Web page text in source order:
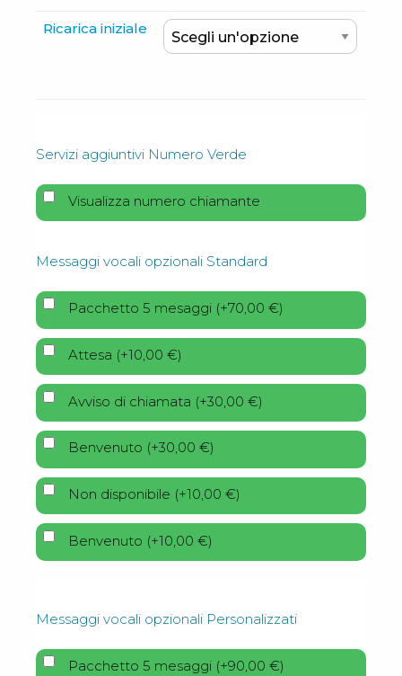
Ricarica iniziale
Servizi aggiuntivi Numero Verde
Visualizza numero chiamante
Messaggi vocali opzionali Standard
Pacchetto 5 mesaggi (+70,00 €)
Attesa (+10,00 €)
Avviso di chiamata (+30,00 €)
Benvenuto (+30,00 €)
Non disponibile (+10,00 €)
Benvenuto (+10,00 €)
Messaggi vocali opzionali Personalizzati
Pacchetto 5 mesaggi (+90,00 €)